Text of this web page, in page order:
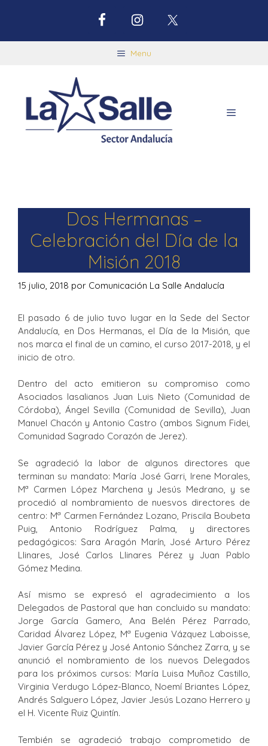
Menu
Dos Hermanas –
Celebración del Día de la
Misión 2018
15 julio, 2018 por Comunicación La Salle Andalucía
El pasado 6 de julio tuvo lugar en la Sede del Sector
Andalucía, en Dos Hermanas, el Día de la Misión, que
nos marca el final de un camino, el curso 2017-2018, y el
inicio de otro.
Dentro del acto emitieron su compromiso como
Asociados lasalianos Juan Luis Nieto (Comunidad de
Córdoba), Ángel Sevilla (Comunidad de Sevilla), Juan
Manuel Chacón y Antonio Castro (ambos Signum Fidei,
Comunidad Sagrado Corazón de Jerez).
Se agradeció la labor de algunos directores que
terminan su mandato: María José Garri, Irene Morales,
Mª Carmen López Marchena y Jesús Medrano, y se
procedió al nombramiento de nuesvos directores de
centro: Mª Carmen Fernández Lozano, Priscila Boubeta
Puig, Antonio Rodríguez Palma, y directores
pedagógicos: Sara Aragón Marín, José Arturo Pérez
Llinares, José Carlos Llinares Pérez y Juan Pablo
Gómez Medina.
Así mismo se expresó el agradecimiento a los
Delegados de Pastoral que han concluido su mandato:
Jorge García Gamero, Ana Belén Pérez Parrado,
Caridad Álvarez López, Mª Eugenia Vázquez Laboisse,
Javier García Pérez y José Antonio Sánchez Zarra, y se
anunció el nombramiento de los nuevos Delegados
para los próximos cursos: María Luisa Muñoz Castillo,
Virginia Verdugo López-Blanco, Noemí Briantes López,
Andrés Salguero López, Javier Jesús Lozano Herrero y
el H. Vicente Ruiz Quintín.
Tembién se agradeció trabajo comprometido de